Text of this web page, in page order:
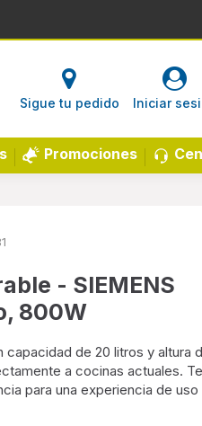
Sigue tu pedido Iniciar
Promociones
- SIEMENS
800W
de 20 litros y altura
a cocinas actuales.
para una experiencia de